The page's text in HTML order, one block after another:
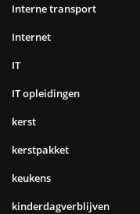
Interne transport
Internet
IT
IT opleidingen
kerst
kerstpakket
keukens
kinderdagverblijven